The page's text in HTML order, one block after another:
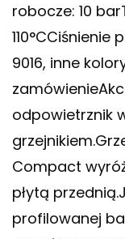
robocze: 10
110°CCiśnienie
9016, inne
odpowietrznik
Compact
płytą
profilowanej